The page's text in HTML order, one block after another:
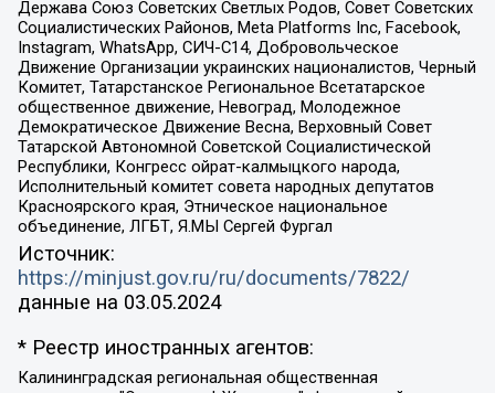
Держава Союз Советских Светлых Родов, Совет Советских
Социалистических Районов, Meta Platforms Inc, Facebook,
Instagram, WhatsApp, СИЧ-С14, Добровольческое
Движение Организации украинских националистов, Черный
Комитет, Татарстанское Региональное Всетатарское
общественное движение, Невоград, Молодежное
Демократическое Движение Весна, Верховный Совет
Татарской Автономной Советской Социалистической
Республики, Конгресс ойрат-калмыцкого народа,
Исполнительный комитет совета народных депутатов
Красноярского края, Этническое национальное
объединение, ЛГБТ, Я.МЫ Сергей Фургал
Источник:
https://minjust.gov.ru/ru/documents/7822/
данные на 03.05.2024
* Реестр иностранных агентов:
Калининградская региональная общественная организация "Экозащита!-Женсовет", Фонд содействия защите прав и свобод граждан "Общественный вердикт", Фонд "Институт Развития Свободы Информации", Частное учреждение "Информационное агентство МЕМО. РУ", Региональная общественная организация "Общественная комиссия по сохранению наследия академика Сахарова", Фонд поддержки свободы прессы, Санкт-Петербургская общественная правозащитная организация "Гражданский контроль", Межрегиональная общественная организация "Информационно-просветительский центр "Мемориал", Региональный Фонд "Центр Защиты Прав Средств Массовой Информации", с 05.12.2023 Фонд "Центр Защиты Прав Средств массовой информации", Региональная общественная благотворительная организация помощи беженцам и мигрантам "Гражданское содействие", Негосударственное образовательное учреждение дополнительного профессионального образования (повышение квалификации) специалистов "АКАДЕМИЯ ПО ПРАВАМ ЧЕЛОВЕКА", Свердловская региональная общественная организация "Сутяжник", Автономная некоммерческая организация "Центр независимых социологических исследований", Союз общественных объединений "Российский исследовательский центр по правам человека", Региональное общественное учреждение научно-информационный центр "МЕМОРИАЛ", Некоммерческая организация "Фонд защиты гласности", Автономная некоммерческая организация "Институт прав человека", Городская общественная организация "Екатеринбургское общество "МЕМОРИАЛ", Городская общественная организация "Рязанское историко-просветительское и правозащитное общество "Мемориал" (Рязанский Мемориал), Челябинский региональный орган общественной самодеятельности – женское общественное объединение "Женщины Евразии", Челябинский региональный орган общественной самодеятельности "Уральская правозащитная группа", Фонд содействия защите здоровья и социальной справедливости имени Андрея Рылькова, Автономная Некоммерческая Организация "Аналитический Центр Юрия Левады", Автономная некоммерческая организация социальной поддержки населения "Проект Апрель", Региональная общественная организация помощи женщинам и детям, находящимся в кризисной ситуации "Информационно-методический центр "Анна", Фонд содействия развитию массовых коммуникаций и правовому просвещению "Так-так-Так", Фонд содействия устойчивому развитию "Серебряная тайга", Свердловский региональный общественный фонд социальных проектов "Новое время", "Idel.Реалии", Кавказ.Реалии, Крым.Реалии, Телеканал Настоящее Время, Татаро-башкирская служба Радио Свобода (Azatliq Radiosi), Радио Свободная Европа/Радио Свобода (PCE/PC), "Сибирь.Реалии", "Фактограф", Благотворительный фонд помощи осужденным и их семьям, Автономная некоммерческая организация "Институт глобализации и социальных движений", Фонд "В защиту прав заключенных", Частное учреждение "Центр поддержки и содействия развитию средств массовой информации", Пензенский региональный общественный благотворительный фонд "Гражданский союз", "Север.Реалии", Некоммерческая организация Фонд "Правовая инициатива", Общество с ограниченной ответственностью "Радио Свободная Европа/Радио Свобода", Чешское информационное агентство "MEDIUM-ORIENT", Красноярская региональная общественная организация "Мы против СПИДа", Камалягин Денис Николаевич, Маркелов Сергей Евгеньевич, Пономарев Лев Александрович, Савицкая Людмила Алексеевна, Автономная некоммерческая организация "Центр по работе с проблемой насилия "НАСИЛИЮ.НЕТ", Межрегиональный профессиональный союз работников здравоохранения "Альянс врачей", Юридическое лицо, зарегистрированное в Латвийской Республике, SIA "Medusa Project" (регистрационный номер 40103797863, дата регистрации 10.06.2014), Некоммерческая организация "Фонд по борьбе с коррупцией", Автономная некоммерческая организация "Институт права и публичной политики", Баданин Роман Сергеевич, Гликин Максим Александрович, Железнова Мария Михайловна, Лукьянова Юлия Сергеевна, Маетная Елизавета Витальевна, Маняхин Петр Борисович, Чуракова Ольга Владимировна, Ярош Юлия Петровна, Юридическое лицо "The Insider SIA", зарегистрированное в Риге, Латвийская Республика (дата регистрации 26.06.2015), являющееся администратором доменного имени интернет-издания "The Insider SIA", https://theins.ru, Постернак Алексей Евгеньевич, Рубин Михаил Аркадьевич, Анин Роман Александрович, Юридическое лицо Istories fonds, зарегистрированное в Латвийской Республике (регистрационный номер 50008295751, дата регистрации 24.02.2020), Великовский Дмитрий Александрович, Долинина Ирина Николаевна, Мароховская Алеся Алексеевна, Шлейнов Роман Юрьевич, Шмагун Олеся Валентиновна, Общество с ограниченной ответственностью "Альтаир 2021", Общество с ограниченной ответственностью "Вега 2021", Общество с ограниченной ответственностью "Главный редактор 2021", Общество с ограниченной ответственностью "Ромашки монолит", Важенков Артем Валерьевич, Ивановская областная общественная организация "Центр гендерных исследований", Гурман Юрий Альбертович, Медиапроект "ОВД-Инфо", Егоров Владимир Владимирович, Жилинский Владимир Александрович, Общество с ограниченной ответственностью "ЗП", Иванова София Юрьевна, Карезина Инна Павловна, Кильтау Екатерина Викторовна, Петров Алексей Викторович, Пискунов Сергей Евгеньевич, Смирнов Сергей Сергеевич, Тихонов Михаил Сергеевич, Общество с ограниченной ответственностью "ЖУРНАЛИСТ-ИНОСТРАННЫЙ АГЕНТ", Арапова Галина Юрьевна, Вольтская Татьяна Анатольевна, Американская компания "Mason G.E.S. Anonymous Foundation" (США), являющаяся владельцем интернет-издания https://mnews.world/, Компания "Stichting Bellingcat", зарегистрированная в Нидерландах (дата регистрации 11.07.2018), Захаров Андрей Вячеславович, Клепиковская Екатерина Дмитриевна, Общество с ограниченной ответственностью "МЕМО", Перл Роман Александрович, Симонов Евгений Алексеевич, Соловьева Елена Анатольевна, Сотников Даниил Владимирович, Сурначева Елизавета Дмитриевна, Автономная некоммерческая организация по защите прав человека и информированию населения "Якутия – Наше Мнение", Общество с ограниченной ответственностью "Москоу диджитал медиа", с 26.01.2023 Общество с ограниченной ответственностью "Чайка Белые сады", Ветошкина Валерия Валерьевна, Заговора Максим Александрович, Межрегиональное общественное движение "Российская ЛГБТ - сеть", Оленичев Максим Владимирович, Павлов Иван Юрьевич, Скворцова Елена Сергеевна, Общество с ограниченной ответственностью "Как бы инагент", Кочетков Игорь Викторович, Общество с ограниченной ответственностью "Честные выборы", Еланчик Олег Александрович, Общество с ограниченной ответственностью "Нобелевский призыв", Гималова Регина Эмилевна, Григорьев Андрей Валерьевич, Григорьева Алина Александровна, Ассоциация по содействию защите прав призывников, альтернативнослужащих и военнослужащих "Правозащитная группа "Гражданин.Армия.Право", Хисамова Регина Фаритовна, Автономная некоммерческая организация по реализации социально-правовых программ "Лилит", Дальневосточное общественное движение "Маяк", Санкт-Петербургская ЛГБТ-инициативная группа "Выход", Инициативная группа ЛГБТ+ "Реверс", Алексеев Андрей Викторович, Бекбулатова Таисия Львовна, Беляев Иван Михайлович, Владыкина Елена Сергеевна, Гельман Марат Александрович, Никульшина Вероника Юрьевна, Толоконникова Надежда Андреевна, Шендерович Виктор Анатольевич, Общество с ограниченной ответственностью "Данное сообщение", Общество с ограниченной ответственностью Издательский дом "Новая глава", Айнбиндер Александра Александровна, Московский комьюнити-центр для ЛГБТ+инициатив, Благотворительный фонд развития филантропии, Deutsche Welle (Германия, Kurt-Schumacher-Strasse 3, 53113 Bonn), Борзунова Мария Михайловна, Воробьев Виктор Викторович, Голубева Анна Львовна, Константинова Алла Михайловна, Малкова Ирина Владимировна, Мурадов Мурад Абдулгалимович, Осетинская Елизавета Николаевна, Понасенков Евгений Николаевич, Ганапольский Матвей Юрьевич, Киселев Евгений Алексеевич, Борухович Ирина Григорьевна, Дремин Иван Тимофеевич, Дубровский Дмитрий Викторович, Красноярская региональная общественная организация поддержки и развития альтернативных образовательных технологий и межкультурных коммуникаций "ИНТЕРРА", Маяковская Екатерина Алексеевна, Фейгин Марк Захарович, Филимонов Андрей Викторович, Дзугкоева Регина Николаевна, Доброхотов Роман Александрович, Дудь Юрий Александрович, Елкин Сергей Владимирович, Кругликов Кирилл Игоревич, Сабунаева Мария Леонидовна, Семенов Алексей Владимирович, Шаинян Карен Багратович, Шульман Екатерина Михайловна, Асафьев Артур Валерьевич, Вахштайн Виктор Семенович, Венедиктов Алексей Алексеевич, Лушникова Екатерина Евгеньевна, Волков Леонид Михайлович, Невзоров Александр Глебович, Пархоменко Сергей Борисович, Сироткин Ярослав Николаевич, Кара-Мурза Владимир Владимирович, Баранова Наталья Владимировна, Гозман Леонид Яковлевич, Кагарлицкий Борис Юльевич, Климарев Михаил Валерьевич, Милов Владимир Станиславович, Автономная некоммерческая организация Краснодарский центр современного искусства "Типография", Моргенштерн Алишер Тагирович, Соболь Любовь Эдуардовна, Общество с ограниченной ответственностью "ЛИЗА НОРМ", Каспаров Гарри Кимович, Ходорковский Михаил Борисович, Общество с ограниченной ответственностью "Апрельские тезисы", Данилович Ирина Брониславовна, Кашин Олег Владимирович, Петров Николай Владимирович, Пивоваров Алексей Владимирович, Соколов Михаил Владимирович, Цветкова Юлия Владимировна, Чичваркин Евгений Александрович, Комитет против пыток/Команда против пыток, Общество с ограниченной ответственностью "Первый научный", Общество с ограниченной ответственностью "Вертолет и ко", Белоцерковская Вероника Борисовна, Кац Максим Евгеньевич, Лазарева Татьяна Юрьевна, Шаведдинов Руслан Табризович, Яшин Илья Валерьевич, Общество с ограниченной ответственностью "Иноагент ААВ", Алешковский Дмитрий Петрович, Альбац Евгения Марковна, Быков Дмитрий Львович, Галямина Юлия Евгеньевна, Лойко Сергей Леонидович, Мартынов Кирилл Константинович, Медведев Сергей Александрович, Крашенинников Федор Геннадиевич, Гордеева Катерина Вл